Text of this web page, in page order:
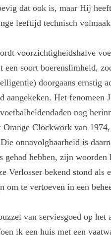
dat ook is, maar Hij
leeftijd technisch
voorzichtigheidshalve
een soort boerenslimheid,
doorgaans ernstig
aangekeken. Het
nog
Clockwork van
onnavolgbaarheid is
hebben, zijn
Verlosser bekend stond
om te vertoeven in een
van serviesgoed op
ik een huis met een